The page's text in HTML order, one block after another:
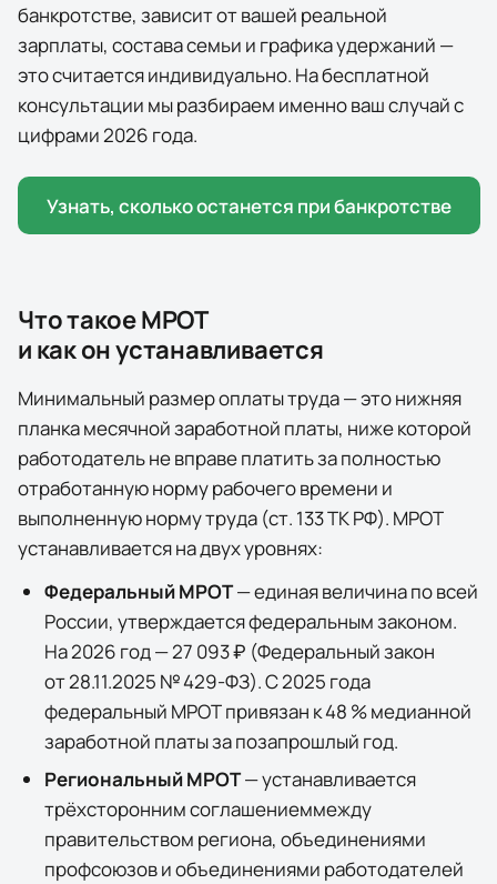
банкротстве, зависит от вашей реальной
зарплаты, состава семьи и графика удержаний —
это считается индивидуально. На бесплатной
консультации мы разбираем именно ваш случай с
цифрами2026 года.
Узнать, сколько останется при банкротстве
Что такое МРОТ
и как он устанавливается
Минимальный размер оплаты труда — это нижняя
планка месячной заработной платы, ниже которой
работодатель не вправе платить за полностью
отработанную норму рабочего времени и
выполненную норму труда (ст. 133 ТК РФ). МРОТ
устанавливается на двух уровнях:
Федеральный МРОТ— единая величина по всей
России, утверждается федеральным законом.
На 2026 год —27 093 ₽ (Федеральный закон
от 28.11.2025 № 429-ФЗ). С 2025 года
федеральный МРОТ привязан к 48 % медианной
заработной платы за позапрошлый год.
Региональный МРОТ— устанавливается
трёхсторонним соглашениеммежду
правительством региона, объединениями
профсоюзов и объединениями работодателей